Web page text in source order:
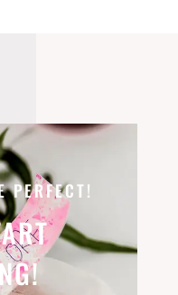
PERFECT!